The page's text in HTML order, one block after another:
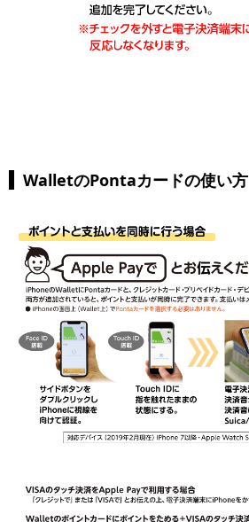
WalletのPontaカードの使い方